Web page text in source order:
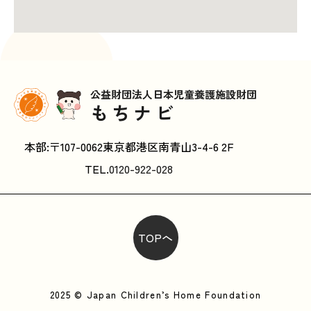
公益財団法人日本児童養護施設財団
もちナビ
本部:〒107-0062東京都港区南青山3-4-6 2F
TEL.0120-922-028
TOPへ
2025 © Japan Children’s Home Foundation